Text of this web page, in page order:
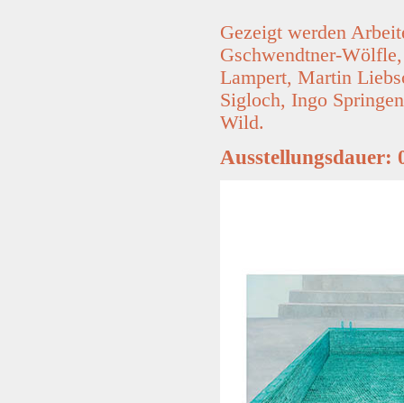
Gezeigt werden
Gschwendtner-
Lampert, Martin
Sigloch, Ingo
Wild.
Ausstellungsdauer: